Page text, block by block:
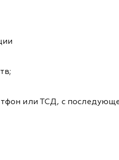
или ТСД, с